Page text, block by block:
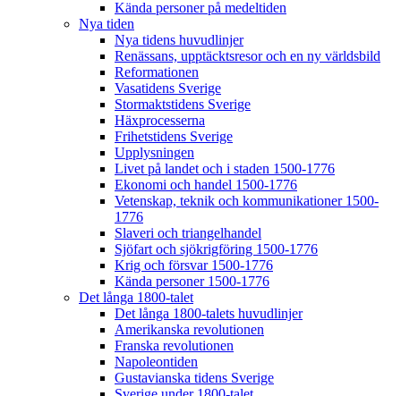
Kända personer på medeltiden
Nya tiden
Nya tidens huvudlinjer
Renässans, upptäcktsresor och en ny världsbild
Reformationen
Vasatidens Sverige
Stormaktstidens Sverige
Häxprocesserna
Frihetstidens Sverige
Upplysningen
Livet på landet och i staden 1500-1776
Ekonomi och handel 1500-1776
Vetenskap, teknik och kommunikationer 1500-
1776
Slaveri och triangelhandel
Sjöfart och sjökrigföring 1500-1776
Krig och försvar 1500-1776
Kända personer 1500-1776
Det långa 1800-talet
Det långa 1800-talets huvudlinjer
Amerikanska revolutionen
Franska revolutionen
Napoleontiden
Gustavianska tidens Sverige